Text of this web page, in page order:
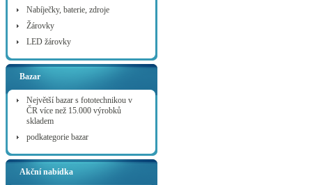
Nabíječky, baterie, zdroje
Žárovky
LED žárovky
Bazar
Největší bazar s fototechnikou v
ČR více než 15.000 výrobků
skladem
podkategorie bazar
Akční nabídka